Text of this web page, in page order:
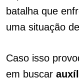
batalha que
uma situação
Caso isso
em buscar